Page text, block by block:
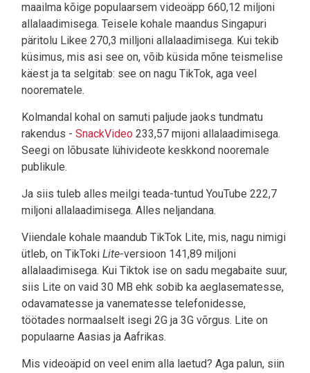
maailma kõige populaarsem videoäpp 660,12 miljoni
allalaadimisega. Teisele kohale maandus Singapuri
päritolu Likee 270,3 milljoni allalaadimisega. Kui tekib
küsimus, mis asi see on, võib küsida mõne teismelise
käest ja ta selgitab: see on nagu TikTok, aga veel
noorematele.
Kolmandal kohal on samuti paljude jaoks tundmatu
rakendus - SnackVideo 233,57 mijoni allalaadimisega.
Seegi on lõbusate lühivideote keskkond nooremale
publikule.
Ja siis tuleb alles meilgi teada-tuntud YouTube 222,7
miljoni allalaadimisega. Alles neljandana.
Viiendale kohale maandub TikTok Lite, mis, nagu nimigi
ütleb, on TikToki Lite-versioon 141,89 miljoni
allalaadimisega. Kui Tiktok ise on sadu megabaite suur,
siis Lite on vaid 30 MB ehk sobib ka aeglasematesse,
odavamatesse ja vanematesse telefonidesse,
töötades normaalselt isegi 2G ja 3G võrgus. Lite on
populaarne Aasias ja Aafrikas.
Mis videoäpid on veel enim alla laetud? Aga palun, siin